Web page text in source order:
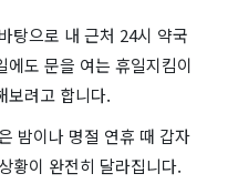
탕으로 내 근처 24시 약국
도 문을 여는 휴일지킴이
보려고 합니다.
밤이나 명절 연휴 때 갑자
황이 완전히 달라집니다.